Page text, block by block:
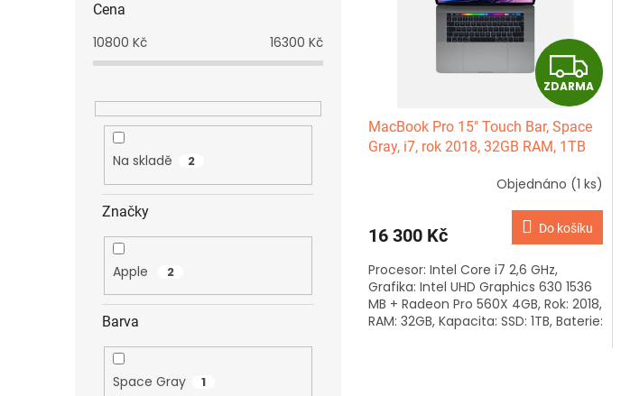
Cena
10800 Kč 16300 Kč
Na skladě 2
Značky
Apple 2
Barva
Space Gray 1
Z
D
A
R
M
A
ZDARMA
MacBook Pro 15" Touch Bar, Space
Gray, i7, rok 2018, 32GB RAM, 1TB
Objednáno (1 ks)
16 300 Kč Do košíku
Procesor: Intel Core i7 2,6 GHz,
Grafika: Intel UHD Graphics 630 1536
MB + Radeon Pro 560X 4GB, Rok: 2018,
RAM: 32GB, Kapacita: SSD: 1TB, Baterie: